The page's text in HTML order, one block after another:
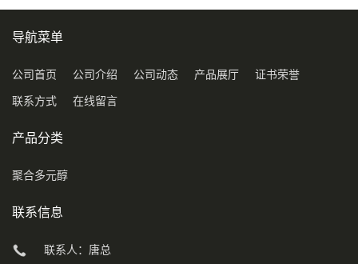
导航菜单
公司首页 公司介绍 公司动态 产品展厅 证书荣誉
联系方式 在线留言
产品分类
聚合多元醇
联系信息
联系人：唐总